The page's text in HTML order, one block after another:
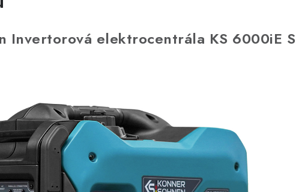
Invertorová elektrocentrála KS 6000iE S